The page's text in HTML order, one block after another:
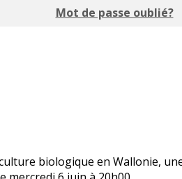
Mot de passe oublié?
biologique en Wallonie,